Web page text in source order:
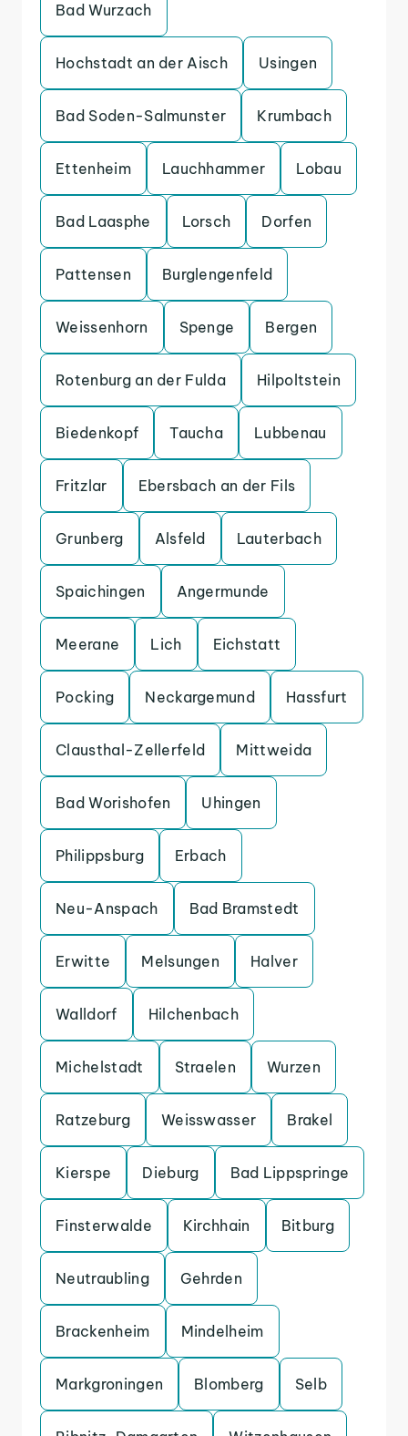
Bad Wurzach
Hochstadt an der Aisch Usingen
Bad Soden-Salmunster Krumbach
Ettenheim Lauchhammer Lobau
Bad Laasphe Lorsch Dorfen
Pattensen Burglengenfeld
Weissenhorn Spenge Bergen
Rotenburg an der Fulda Hilpoltstein
Biedenkopf Taucha Lubbenau
Fritzlar Ebersbach an der Fils
Grunberg Alsfeld Lauterbach
Spaichingen Angermunde
Meerane Lich Eichstatt
Pocking Neckargemund Hassfurt
Clausthal-Zellerfeld Mittweida
Bad Worishofen Uhingen
Philippsburg Erbach
Neu-Anspach Bad Bramstedt
Erwitte Melsungen Halver
Walldorf Hilchenbach
Michelstadt Straelen Wurzen
Ratzeburg Weisswasser Brakel
Kierspe Dieburg Bad Lippspringe
Finsterwalde Kirchhain Bitburg
Neutraubling Gehrden
Brackenheim Mindelheim
Markgroningen Blomberg Selb